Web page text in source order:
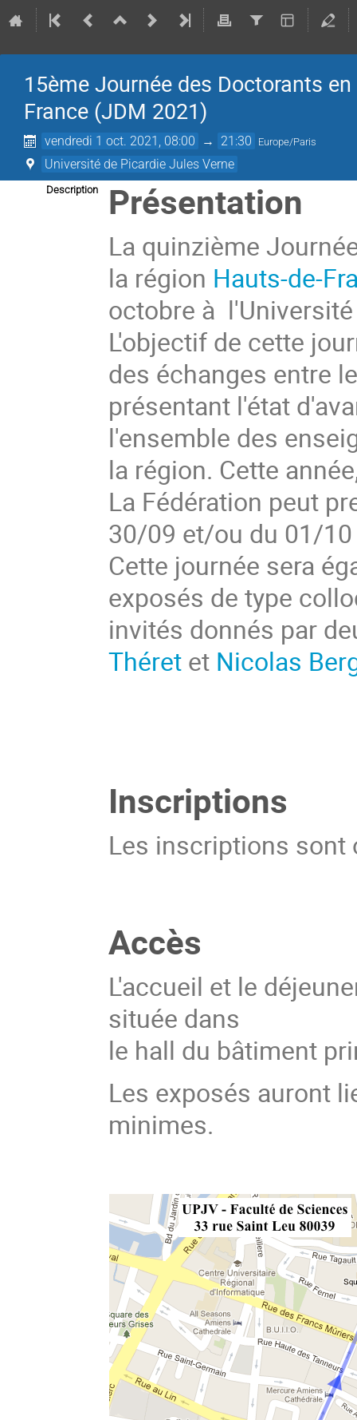
15ème Journée des Doctorants
France (JDM 2021)
vendredi 1 oct. 2021, 08:00 → 21:30 Europe/Paris
Université de Picardie Jules Verne
Description Présentation
La quinzième
la région Hauts-de-
octobre à
L'objectif de cette
des échanges entre
présentant l'état
l'ensemble des
la région. Cette
La Fédération peut
30/09 et/ou du 01/
Cette journée sera
exposés de type
invités donnés par
Théret et Nicolas
Inscriptions
Les inscriptions sont
Accès
L'accueil et le
située dans
le hall du bâtiment
Les exposés auront
minimes.